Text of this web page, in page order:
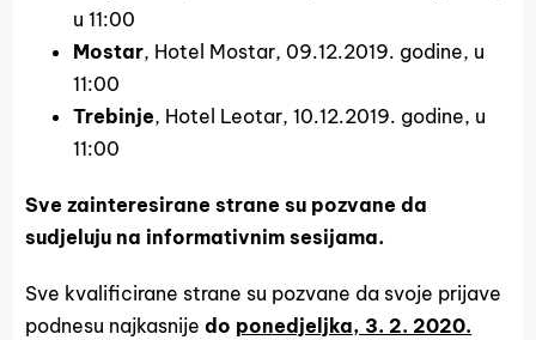
u 11:00
Mostar, Hotel Mostar, 09.12.2019. godine, u
11:00
Trebinje, Hotel Leotar, 10.12.2019. godine, u
11:00
Sve zainteresirane strane su pozvane da
sudjeluju na informativnim sesijama.
Sve kvalificirane strane su pozvane da svoje prijave
podnesu najkasnije do ponedjeljka, 3. 2. 2020.